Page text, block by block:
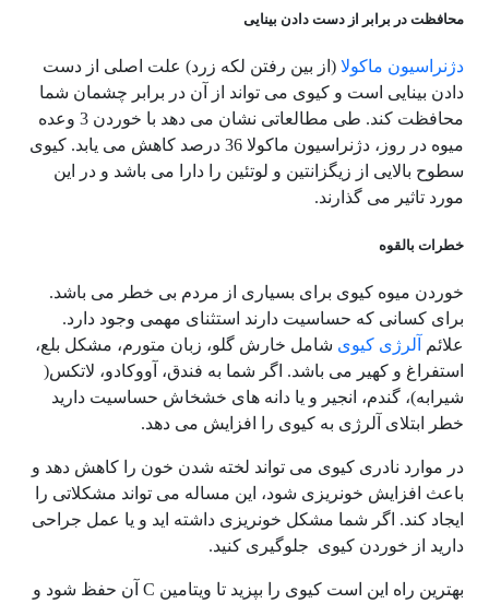
محافظت در برابر از دست دادن بینایی
دژنراسیون ماکولا (از بین رفتن لکه زرد) علت اصلی از دست
دادن بینایی است و کیوی می تواند از آن در برابر چشمان شما
محافظت کند. طی مطالعاتی نشان می دهد با خوردن 3 وعده
میوه در روز، دژنراسیون ماکولا 36 درصد کاهش می یابد. کیوی
سطوح بالایی از زیگزانتین و لوتئین را دارا می باشد و در این
مورد تاثیر می گذارند.
خطرات بالقوه
خوردن میوه کیوی برای بسیاری از مردم بی خطر می باشد.
برای کسانی که حساسیت دارند استثنای مهمی وجود دارد.
علائم
آلرژی کیوی شامل خارش گلو، زبان متورم، مشکل بلع،
استفراغ و کهیر می باشد. اگر شما به فندق، آووکادو، لاتکس(
شیرابه)، گندم، انجیر و یا دانه های خشخاش حساسیت دارید
خطر ابتلای آلرژی به کیوی را افزایش می دهد.
در موارد نادری کیوی می تواند لخته شدن خون را کاهش دهد و
باعث افزایش خونریزی شود، این مساله می تواند مشکلاتی را
ایجاد کند. اگر شما مشکل خونریزی داشته اید و یا عمل جراحی
دارید از خوردن کیوی جلوگیری کنید.
بهترین راه این است کیوی را بپزید تا ویتامین آن حفظ شود و